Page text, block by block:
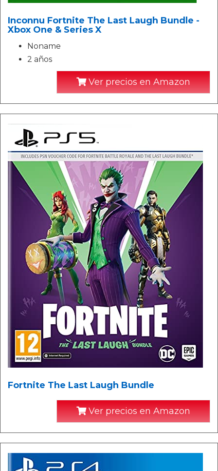
Inconnu Fortnite The Last Laugh Bundle -
Xbox One & Series X
Noname
2 años
Ver precios en Amazon
Fortnite The Last Laugh Bundle
Ver precios en Amazon